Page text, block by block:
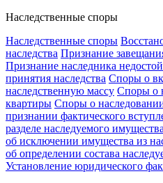
Наследственные споры
Наследственные споры
наследства Признание
Признание наследника
принятия наследства Споры о
наследственную массу Споры о
квартиры Споры о
признании фактического
разделе наследуемого
об исключении имущества из
об определении состава
Установление юридического